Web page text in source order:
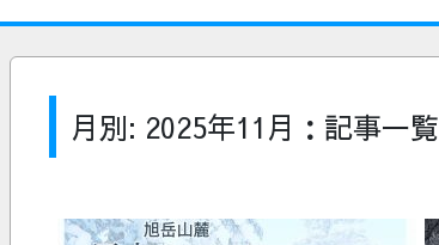
月別: 2025年11月：記事一覧